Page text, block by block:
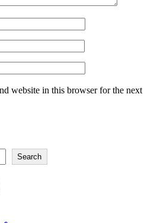
website in this browser for the next
Search